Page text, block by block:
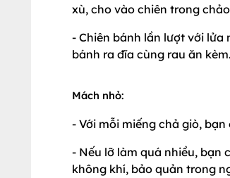
xù, cho vào chiên trong
- Chiên bánh lần lượt với lửa
bánh ra đĩa cùng rau ăn kèm.
Mách nhỏ:
- Với mỗi miếng chả giò,
- Nếu lỡ làm quá nhiều, bạn
không khí, bảo quản trong